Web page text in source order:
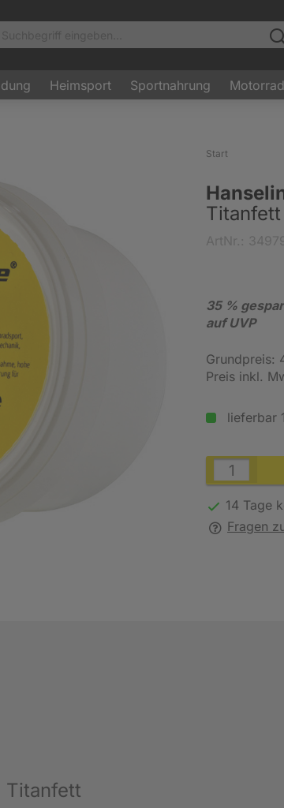
Heimsport Sportnahrung
Start
35 %
auf UVP
Grundpreis:
Preis inkl.
lieferbar
14 Tage
Fragen
Titanfett